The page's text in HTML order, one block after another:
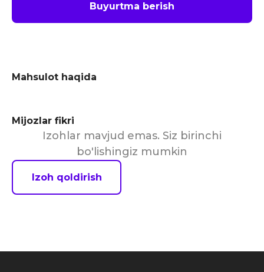
Buyurtma berish
Mahsulot haqida
Mijozlar fikri
Izohlar mavjud emas. Siz birinchi
bo'lishingiz mumkin
Izoh qoldirish